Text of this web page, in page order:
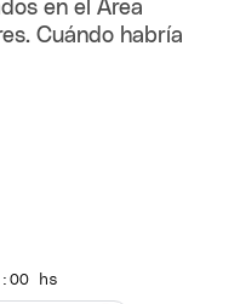
en el Área
Cuándo habría
hs